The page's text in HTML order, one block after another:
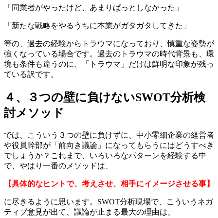
「同業者がやったけど、あまりぱっとしなかった」
「新たな戦略をやるうちに本業がガタガタしてきた」
等の、過去の経験からトラウマになっており、慎重な姿勢が
強くなっている場合です。過去のトラウマの時代背景も、環
境も条件も違うのに、「トラウマ」だけは鮮明な印象が残っ
ている訳です。
４、３つの壁に負けないSWOT分析検
討メソッド
では、こういう３つの壁に負けずに、中小零細企業の経営者
や役員幹部が「前向き議論」になってもらうにはどうすべき
でしょうか？これまで、いろいろなパターンを経験する中
で、やはり一番のメソッドは、
【具体的なヒントで、考えさせ、相手にイメージさせる事】
に尽きるように思います。SWOT分析現場で、こういうネガ
ティブ意見が出て、議論が止まる最大の理由は、